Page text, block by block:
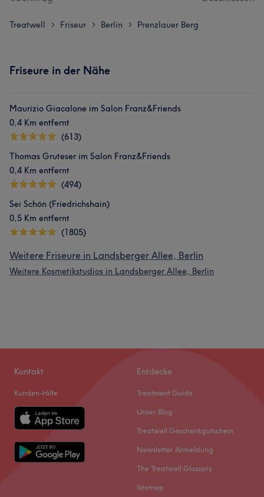
Treatwell > Friseur > Berlin > Prenzlauer Berg
Friseure in der Nähe
Maurizio Giacalone im Salon Franz&Friends
0,4 Km entfernt
(613)
Thomas Gruteser im Salon Franz&Friends
0,4 Km entfernt
(494)
Sei Schön (Friedrichshain)
0,5 Km entfernt
(1805)
Weitere Friseure in Landsberger Allee, Berlin
Weitere Kosmetikstudios in Landsberger Allee, Berlin
Kontakt
Kunden-Hilfe
Entdecke
Treatment Guide
Unser Blog
Treatwell Geschenkgutschein
Newsletter Anmeldung
The Treatwell Glossary
Sitemap